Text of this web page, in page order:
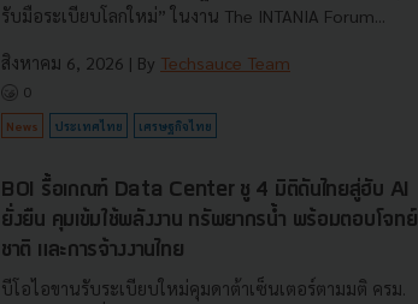
รับมือระเบียบโลกใหม่” ในงาน The INTANIA Forum...
สิงหาคม 6, 2026 | By Techsauce Team
0
News ประเทศไทย เศรษฐกิจไทย
BOI รื้อเกณฑ์ Data Center ชู 4 มิติดันไทยสู่ฮับ AI
ยั่งยืน คุมเข้มใช้พลังงาน ทรัพยากรน้ำ พร้อมตอบโจทย์
ชาติ และการจ้างงานไทย
บีโอไอขานรับระเบียบใหม่คุมดาต้าเซ็นเตอร์ตามมติ ครม.